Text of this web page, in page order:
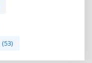
(53)